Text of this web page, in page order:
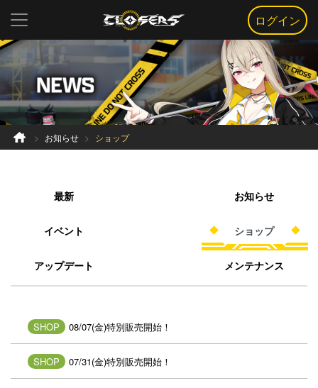
ログイン
お知らせ ショップ
最新 お知らせ
イベント ショップ
アップデート メンテナンス
SHOP 08/07(金)特別販売開始！
SHOP 07/31(金)特別販売開始！